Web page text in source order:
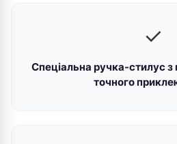
✓
Спеціальна ручка-стилус
точного